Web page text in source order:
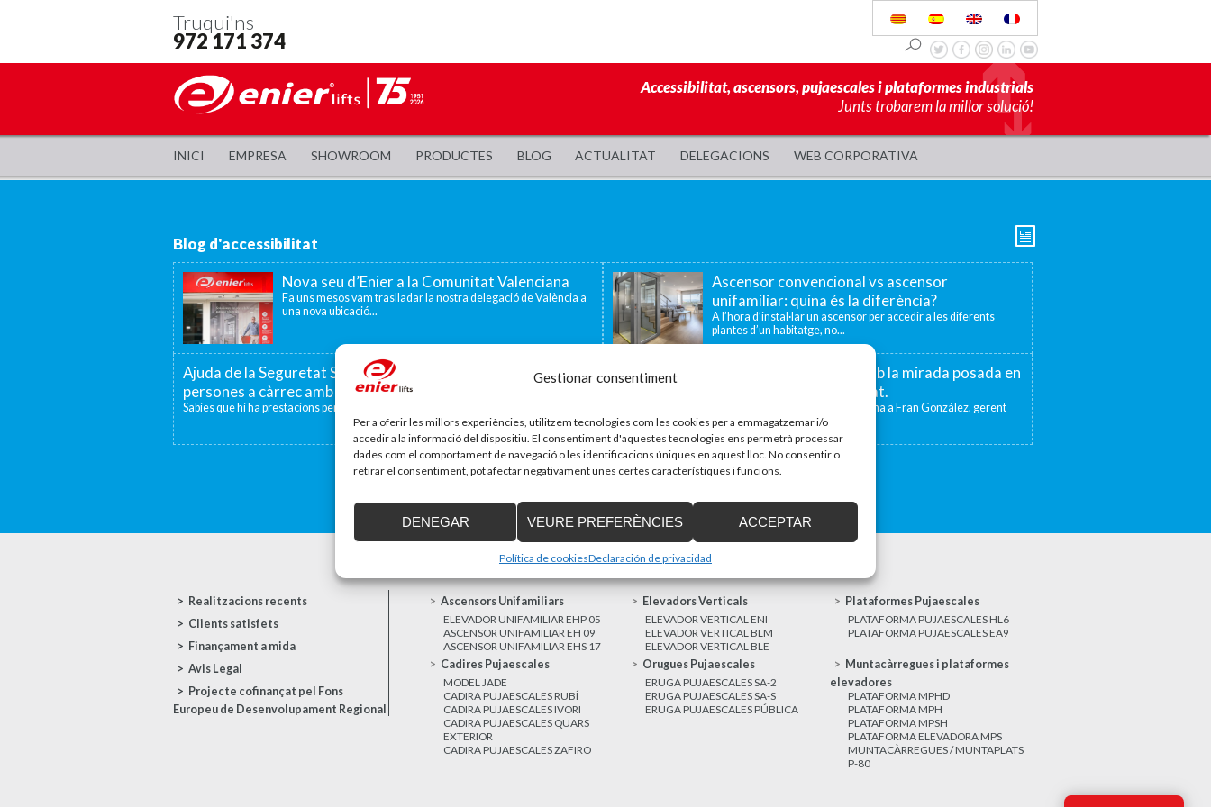
Gestionar consentiment
Per a oferir les millors experiències, utilitzem tecnologies com les cookies per a emmagatzemar i/o
accedir a la informació del dispositiu. El consentiment d'aquestes tecnologies ens permetrà processar
dades com el comportament de navegació o les identificacions úniques en aquest lloc. No consentir o
retirar el consentiment, pot afectar negativament unes certes característiques i funcions.
ACCEPTAR
DENEGAR VEURE PREFERÈNCIES
Política de cookiesDeclaración de privacidad
Truqui'ns
972 171 374
Accessibilitat, ascensors, pujaescales i plataformes industrials
Junts trobarem la millor solució!
INICI EMPRESA SHOWROOM PRODUCTES BLOG ACTUALITAT DELEGACIONS WEB CORPORATIVA
Blog d'accessibilitat
Nova seu d’Enier a la Comunitat Valenciana
Fa uns mesos vam traslladar la nostra delegació de València a
una nova ubicació...
Ascensor convencional vs ascensor
unifamiliar: quina és la diferència?
A l’hora d’instal·lar un ascensor per accedir a les diferents
plantes d’un habitatge, no...
Ajuda de la Seguretat Social per a famílies amb fills o
persones a càrrec amb discapacitat
Sabies que hi ha prestacions per fill o per persones amb discapacitat que estiguin...
Enier celebra 75 anys amb la mirada posada en
la innovació i la proximitat.
Recupera l’entrevista de TV Girona a Fran González, gerent
d’Enier. Aquest passat 17 de...
MÉS NOTÍCIES
Realitzacions recents
Clients satisfets
Finançament a mida
Avis Legal
Projecte cofinançat pel Fons
Europeu de Desenvolupament Regional
Ascensors Unifamiliars
ELEVADOR UNIFAMILIAR EHP 05
ASCENSOR UNIFAMILIAR EH 09
ASCENSOR UNIFAMILIAR EHS 17
Elevadors Verticals
ELEVADOR VERTICAL ENI
ELEVADOR VERTICAL BLM
ELEVADOR VERTICAL BLE
Plataformes Pujaescales
PLATAFORMA PUJAESCALES HL6
PLATAFORMA PUJAESCALES EA9
Cadires Pujaescales
MODEL JADE
CADIRA PUJAESCALES RUBÍ
CADIRA PUJAESCALES IVORI
CADIRA PUJAESCALES QUARS
EXTERIOR
CADIRA PUJAESCALES ZAFIRO
Orugues Pujaescales
ERUGA PUJAESCALES SA-2
ERUGA PUJAESCALES SA-S
ERUGA PUJAESCALES PÚBLICA
Muntacàrregues i plataformes
elevadores
PLATAFORMA MPHD
PLATAFORMA MPH
PLATAFORMA MPSH
PLATAFORMA ELEVADORA MPS
MUNTACÀRREGUES / MUNTAPLATS
P-80